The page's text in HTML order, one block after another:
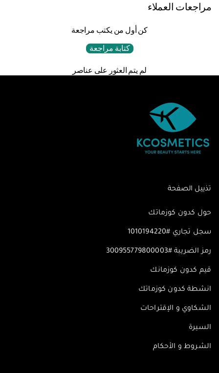
مراجعات العملاء
كن أول من يكتب مراجعة
كتابة مراجعة
لم يتم العثور على عناصر
تذييل الصفحة
حول كدون كوزماتك
سجل تجاري #1010194220
رمز الضريبة #300955779800003
قيم كدون كوزمانك
انشطة كدون كوزماتك
الشكاوي و الإقتراحات
السيرة
الشروط و الأحكام